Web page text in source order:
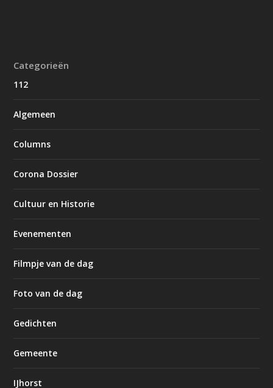
Categorieën
112
Algemeen
Columns
Corona Dossier
Cultuur en Historie
Evenementen
Filmpje van de dag
Foto van de dag
Gedichten
Gemeente
IJhorst